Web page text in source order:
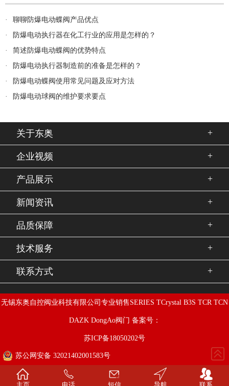
·
聊聊防爆电动蝶阀产品优点
·
防爆电动执行器在化工行业的应用是怎样的？
·
简述防爆电动蝶阀的优势特点
·
防爆电动执行器制造前的准备是怎样的？
·
防爆电动蝶阀使用常见问题及应对方法
·
防爆电动球阀的维护要求要点
关于东奥 +
企业视频 +
产品展示 +
新闻资讯 +
品质保障 +
技术服务 +
联系方式 +
无锡东奥自控阀业科技有限公司专业销售SERIES TCrystal B3S TCR TCN
DAZK DongAo阀门 备案号：
苏ICP备18050202号
苏公网安备 32021402001583号